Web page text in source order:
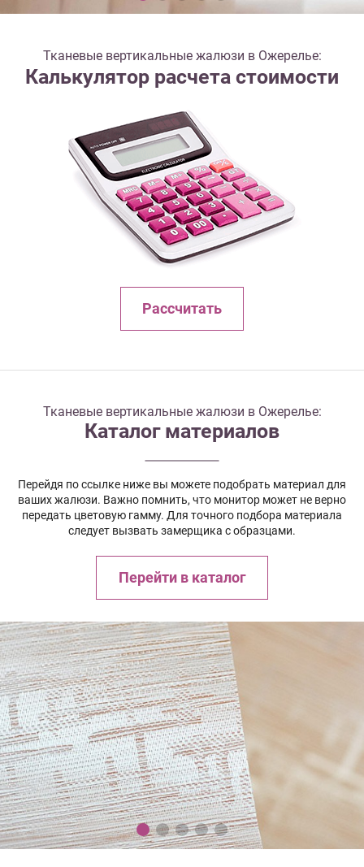
Тканевые вертикальные жалюзи в Ожерелье:
Калькулятор расчета стоимости
Рассчитать
Тканевые вертикальные жалюзи в Ожерелье:
Каталог материалов
Перейдя по ссылке ниже вы можете подобрать материал для
ваших жалюзи. Важно помнить, что монитор может не верно
передать цветовую гамму. Для точного подбора материала
следует вызвать замерщика с образцами.
Перейти в каталог